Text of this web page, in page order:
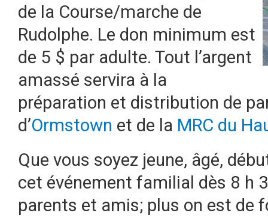
de la Course/marche de
Rudolphe. Le don minimum est
de 5 $ par adulte. Tout l’argent
amassé servira à la
préparation et distribution de
d’Ormstown et de la MRC du
Que vous soyez jeune, âgé,
cet événement familial dès 8 h
parents et amis; plus on est de